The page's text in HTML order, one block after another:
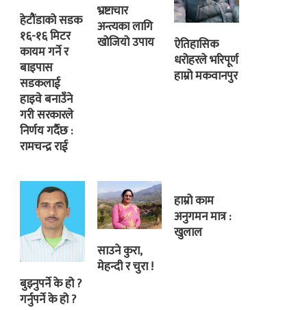
हेटौंडाको सडक
१६-१६ मिटर
कायम गर्ने र
बाइपास
सडकलाई
हाइवे बनाउँने
गरी सरकारले
निर्णय गर्दैछ :
रामचन्द्र राई
भ्रष्टाचार
अन्त्यका लागि
खोजियो उपाय
ऐतिहासिक
धरोहरले भरिपूर्ण
हाम्रो मकवानपुर
बुझ्नुपर्ने के हो ?
गर्नुपर्ने के हो ?
साउने कुरा,
मेहन्दी र चुरा !
हाम्रो काम
अनुगमन मात्र :
खुलाल